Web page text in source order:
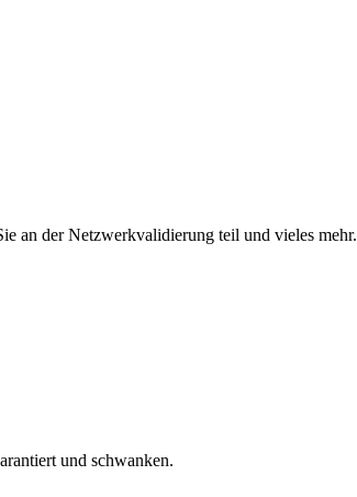
an der Netzwerkvalidierung teil und vieles mehr.
und schwanken.